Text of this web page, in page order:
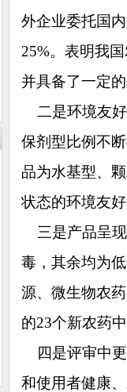
外企业委托国
25%。表明我
并具备了一定
二是环境友好
保剂型比例不
品为水基型、
状态的环境友
三是产品呈现
毒，其余均为
源、微生物农
的23个新农药
四是评审中更
和使用者健康